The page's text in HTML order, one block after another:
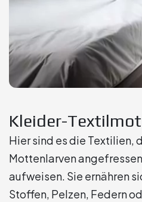
Kleider-
Hier sind es die Textilien,
Mottenlarven
aufweisen. Sie ernähren
Stoffen, Pelzen, Federn